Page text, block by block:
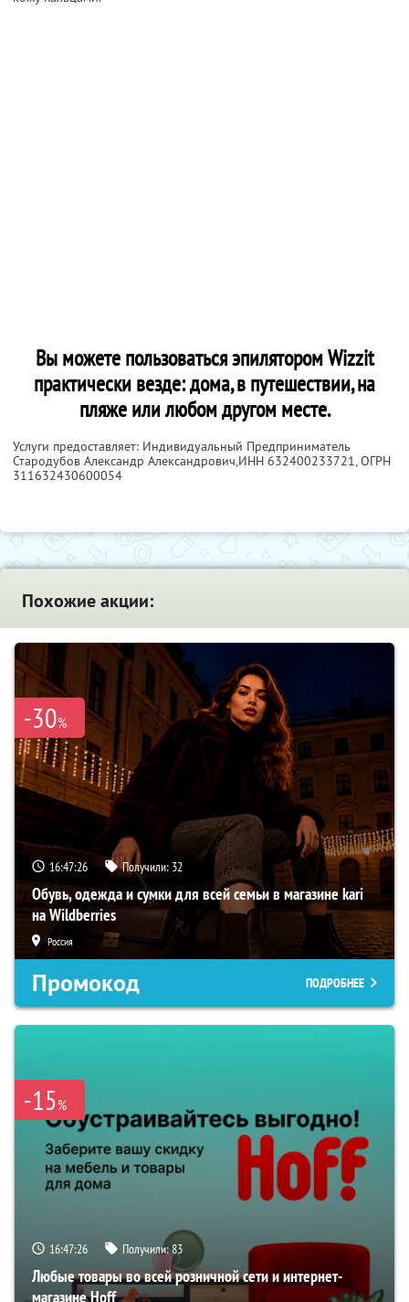
Вы можете пользоваться эпилятором Wizzit
практически везде: дома, в путешествии, на
пляже или любом другом месте.
Услуги предоставляет: Индивидуальный Предприниматель
Стародубов Александр Александрович,ИНН 632400233721, ОГРН
311632430600054
Похожие акции:
-30%
16:47:24 Получили: 32
Обувь, одежда и сумки для всей семьи в магазине kari
на Wildberries
Россия
Промокод ПОДРОБНЕЕ
-15%
16:47:24 Получили:83
Любые товары во всей розничной сети и интернет-
магазине Hoff